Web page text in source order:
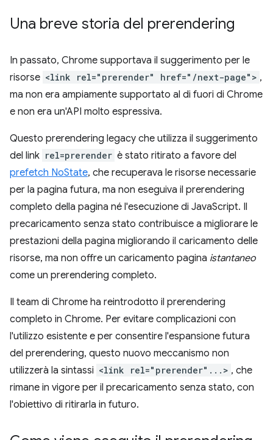
Una breve storia del prerendering
In passato, Chrome supportava il suggerimento per le
risorse <link rel="prerender" href="/next-page"> ,
ma non era ampiamente supportato al di fuori di Chrome
e non era un'API molto espressiva.
Questo prerendering legacy che utilizza il suggerimento
del link rel=prerender è stato ritirato a favore del
prefetch NoState, che recuperava le risorse necessarie
per la pagina futura, ma non eseguiva il prerendering
completo della pagina né l'esecuzione di JavaScript. Il
precaricamento senza stato contribuisce a migliorare le
prestazioni della pagina migliorando il caricamento delle
risorse, ma non offre un caricamento pagina istantaneo
come un prerendering completo.
Il team di Chrome ha reintrodotto il prerendering
completo in Chrome. Per evitare complicazioni con
l'utilizzo esistente e per consentire l'espansione futura
del prerendering, questo nuovo meccanismo non
utilizzerà la sintassi <link rel="prerender"...> , che
rimane in vigore per il precaricamento senza stato, con
l'obiettivo di ritirarla in futuro.